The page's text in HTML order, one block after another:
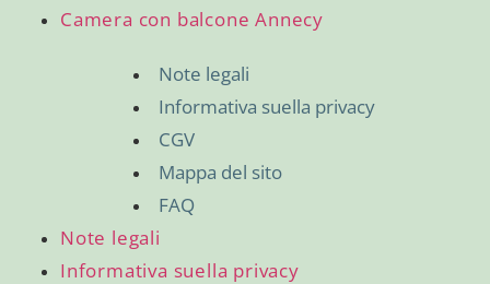
Camera con balcone Annecy
Note legali
Informativa suella privacy
CGV
Mappa del sito
FAQ
Note legali
Informativa suella privacy